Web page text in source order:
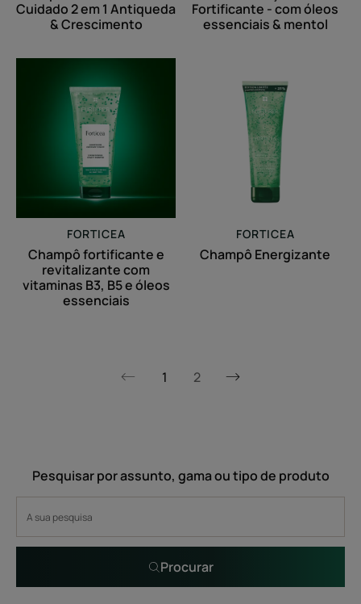
Cuidado 2 em 1 Antiqueda
& Crescimento
Fortificante - com óleos
essenciais & mentol
fortificante
e
revitalizante
com
vitaminas
B3,
B5
e
óleos
essenciais
FORTICEA
Champô fortificante e
revitalizante com
vitaminas B3, B5 e óleos
essenciais
Energizante
FORTICEA
Champô Energizante
Página
1 2
Página
Pesquisar por assunto, gama ou tipo de produto
Procurar